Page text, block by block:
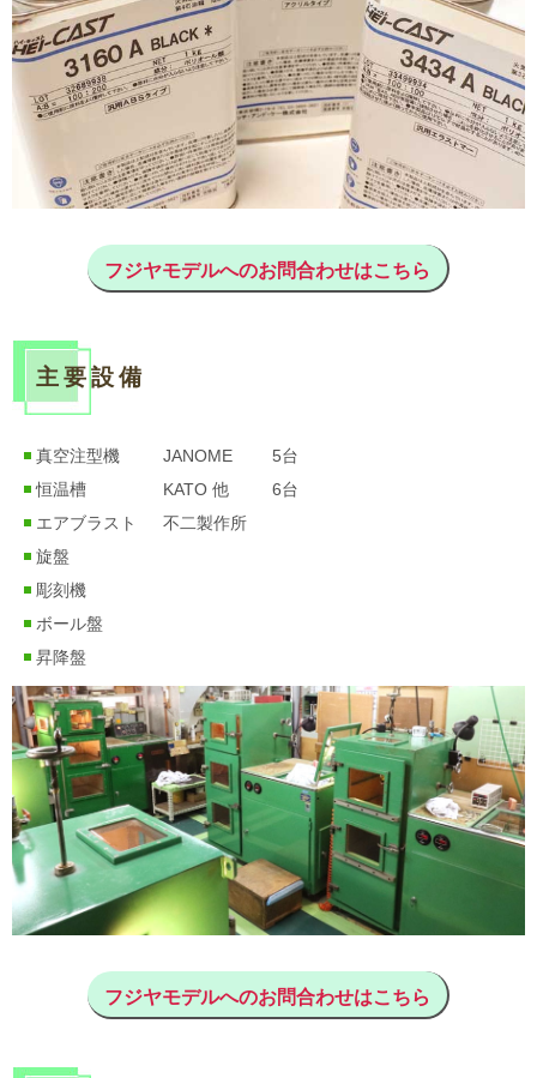
フジヤモデルへのお問合わせはこちら
主要設備
真空注型機 JANOME
5台
恒温槽
KATO 他
6台
エアブラスト
不二製作所
旋盤
彫刻機
ボール盤
昇降盤
フジヤモデルへのお問合わせはこちら